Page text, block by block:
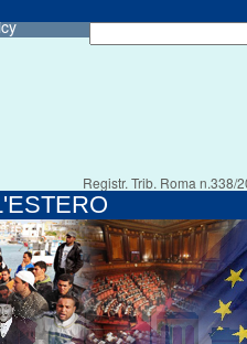
Registr. Trib. Roma n.338/